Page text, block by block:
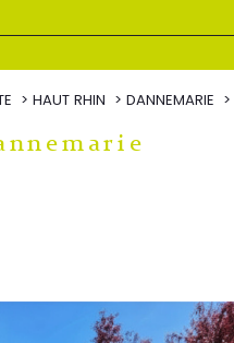
HAUT RHIN DANNEMARIE